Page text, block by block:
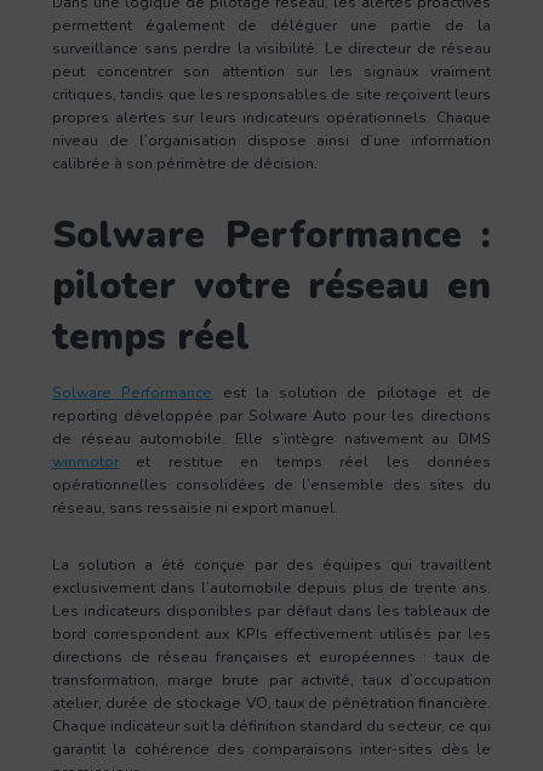
permettent également de déléguer une partie de la
surveillance sans perdre la visibilité. Le directeur de réseau
peut concentrer son attention sur les signaux vraiment
critiques, tandis que les responsables de site reçoivent leurs
propres alertes sur leurs indicateurs opérationnels. Chaque
niveau de l’organisation dispose ainsi d’une information
calibrée à son périmètre de décision.
Solware Performance :
piloter votre réseau en
temps réel
Solware Performance est la solution de pilotage et de
reporting développée par Solware Auto pour les directions
de réseau automobile. Elle s’intègre nativement au DMS
winmotor et restitue en temps réel les données
opérationnelles consolidées de l’ensemble des sites du
réseau, sans ressaisie ni export manuel.
La solution a été conçue par des équipes qui travaillent
exclusivement dans l’automobile depuis plus de trente ans.
Les indicateurs disponibles par défaut dans les tableaux de
bord correspondent aux KPIs effectivement utilisés par les
directions de réseau françaises et européennes : taux de
transformation, marge brute par activité, taux d’occupation
atelier, durée de stockage VO, taux de pénétration financière.
Chaque indicateur suit la définition standard du secteur, ce qui
garantit la cohérence des comparaisons inter-sites dès le